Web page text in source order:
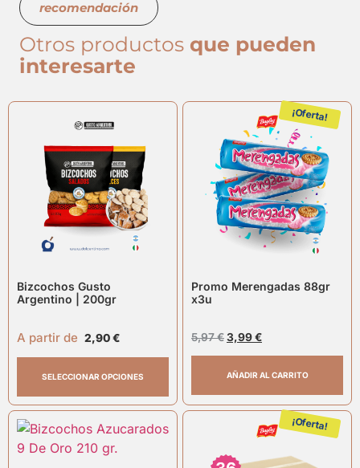
recomendación
Otros productos que pueden
interesarte
Bizcochos Gusto
Argentino | 200gr
A partir de 2,90€
SELECCIONAR OPCIONES
¡Oferta!
Promo Merengadas 88gr
x3u
5,97€3,99€
AÑADIR AL CARRITO
¡Oferta!